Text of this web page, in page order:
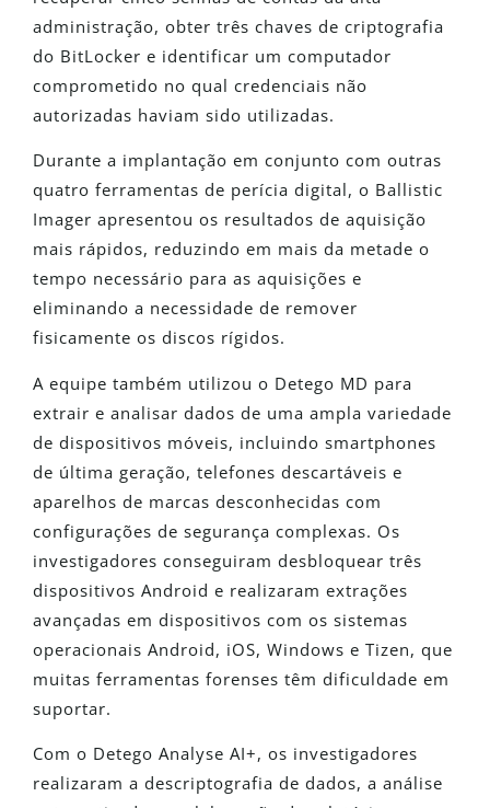
administração, obter três chaves de criptografia
do BitLocker e identificar um computador
comprometido no qual credenciais não
autorizadas haviam sido utilizadas.
Durante a implantação em conjunto com outras
quatro ferramentas de perícia digital, o Ballistic
Imager apresentou os resultados de aquisição
mais rápidos, reduzindo em mais da metade o
tempo necessário para as aquisições e
eliminando a necessidade de remover
fisicamente os discos rígidos.
A equipe também utilizou o Detego MD para
extrair e analisar dados de uma ampla variedade
de dispositivos móveis, incluindo smartphones
de última geração, telefones descartáveis e
aparelhos de marcas desconhecidas com
configurações de segurança complexas. Os
investigadores conseguiram desbloquear três
dispositivos Android e realizaram extrações
avançadas em dispositivos com os sistemas
operacionais Android, iOS, Windows e Tizen, que
muitas ferramentas forenses têm dificuldade em
suportar.
Com o Detego Analyse AI+, os investigadores
realizaram a descriptografia de dados, a análise